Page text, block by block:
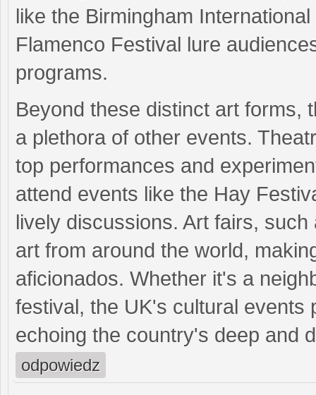
like the Birmingham
Flamenco Festival lure
programs.
Beyond these distinct art forms,
a plethora of other events.
top performances and
attend events like the Hay
lively discussions. Art fairs,
art from around the world,
aficionados. Whether it's a
festival, the UK's cultural events
echoing the country's deep and
odpowiedz